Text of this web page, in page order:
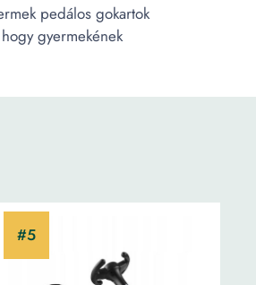
pedálos gokartok
gyermekének